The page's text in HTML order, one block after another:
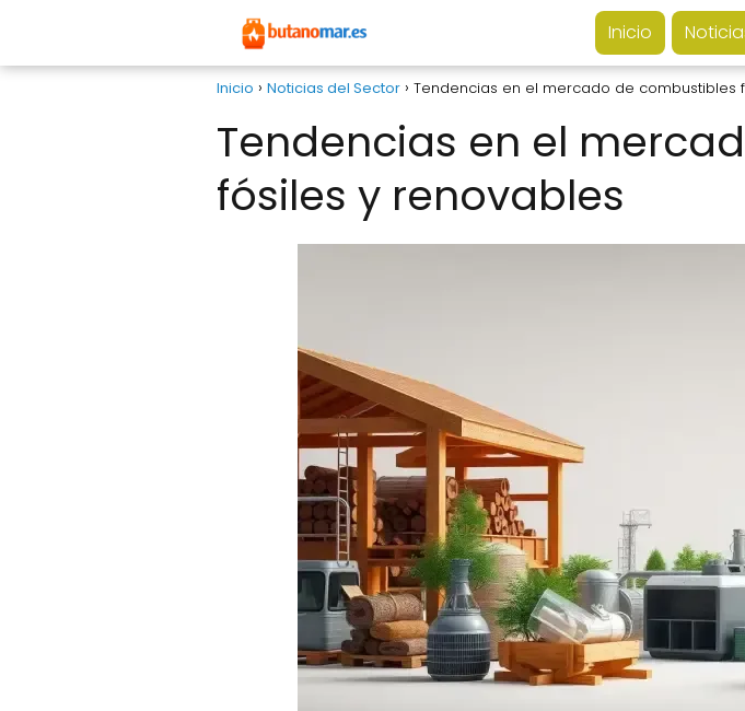
Inicio
Inicio Noticias del Sector Tendencias en el mercado de combustibles
Tendencias en el
fósiles y renovables